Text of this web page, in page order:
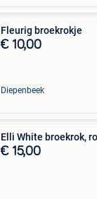
Fleurig broekrokje
€ 10,00
Diepenbeek
Elli White broekrok,
€ 15,00